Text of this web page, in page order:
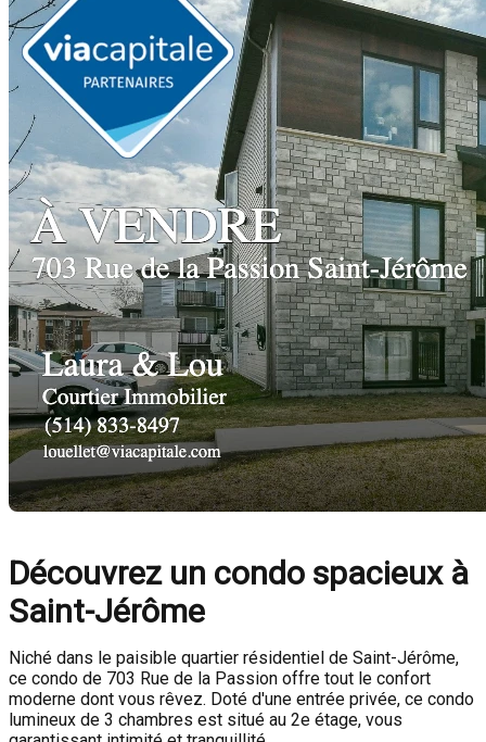
Découvrez un condo spacieux à
Saint-Jérôme
Niché dans le paisible quartier résidentiel de Saint-Jérôme,
ce condo de 703 Rue de la Passion offre tout le confort
moderne dont vous rêvez. Doté d'une entrée privée, ce condo
lumineux de 3 chambres est situé au 2e étage, vous